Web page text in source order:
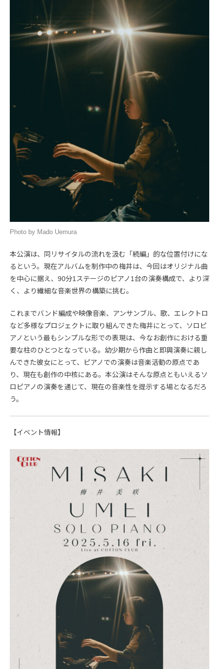
Photo by Mado Uemura
本公演は、同リサイタルの流れを汲む「続編」的な位置付けにな
るという。現在アルバムを制作中の梅井は、今回はオリジナル曲
を中心に据え、90分1ステージのピアノ1台の演奏構成で、より深
く、より繊細な音楽世界の構築に挑む。
これまでバンド編成や映像音楽、アンサンブル、歌、エレクトロ
など多様なプロジェクトに取り組んできた梅井にとって、ソロピ
アノという最もシンプルな形での表現は、今なお創作における重
要な柱のひとつとなっている。幼少期から作曲と即興演奏に親し
んできた彼女にとって、ピアノでの演奏は音楽活動の原点であ
り、現在も創作の中核にある。本公演はそんな原点ともいえるソ
ロピアノの演奏を通じて、現在の音楽性を提示する場となるだろ
う。
【イベント情報】